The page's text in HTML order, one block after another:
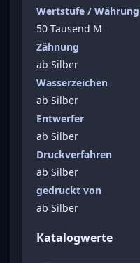
Wertstufe / Währung
50 Tausend M
Zähnung
ab Silber
Wasserzeichen
ab Silber
Entwerfer
ab Silber
Druckverfahren
ab Silber
gedruckt von
ab Silber
Katalogwerte